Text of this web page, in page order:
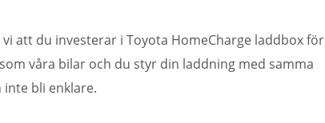
att du investerar i Toyota HomeCharge laddbox för
våra bilar och du styr din laddning med samma
bli enklare.